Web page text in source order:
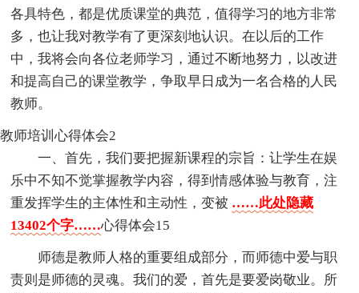
各具特色，都是优质课堂的典范，值得学习的地方非常
多，也让我对教学有了更深刻地认识。在以后的工作
中，我将会向各位老师学习，通过不断地努力，以改进
和提高自己的课堂教学，争取早日成为一名合格的人民
教师。
教师培训心得体会2
一、首先，我们要把握新课程的宗旨：让学生在娱
乐中不知不觉掌握教学内容，得到情感体验与教育，注
重发挥学生的主体性和主动性，变被 ……此处隐藏
13402个字……心得体会15
师德是教师人格的重要组成部分，而师德中爱与职
责则是师德的灵魂。我们的爱，首先是要爱岗敬业。所